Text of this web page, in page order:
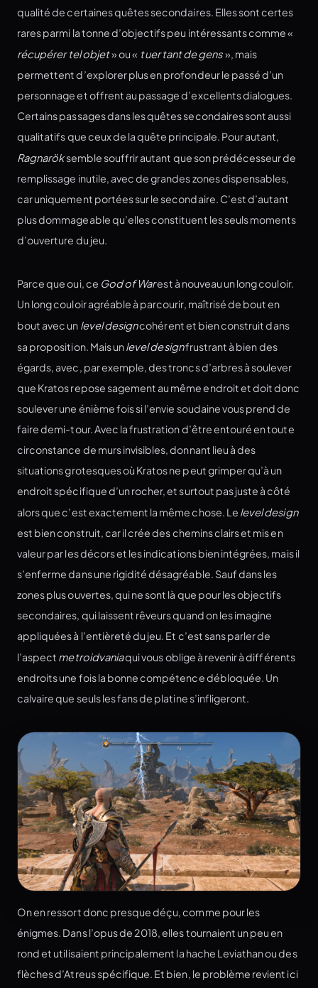
qualité de certaines quêtes secondaires. Elles sont certes
rares parmi la tonne d’objectifs peu intéressants comme «
récupérer tel objet» ou « tuer tant de gens», mais
permettent d’explorer plus en profondeur le passé d’un
personnage et offrent au passage d’excellents dialogues.
Certains passages dans les quêtes secondaires sont aussi
qualitatifs que ceux de la quête principale. Pour autant,
Ragnaröksemble souffrir autant que son prédécesseur de
remplissage inutile, avec de grandes zones dispensables,
car uniquement portées sur le secondaire. C’est d’autant
plus dommageable qu’elles constituent les seuls moments
d’ouverture du jeu.
Parce que oui, ce God of Warest à nouveau un long couloir.
Un long couloir agréable à parcourir, maîtrisé de bout en
bout avec un level designcohérent et bien construit dans
sa proposition. Mais unlevel designfrustrant à bien des
égards, avec, par exemple, des troncs d’arbres à soulever
que Kratos repose sagement au même endroit et doit donc
soulever une énième fois si l’envie soudaine vous prend de
faire demi-tour. Avec la frustration d’être entouré en toute
circonstance de murs invisibles, donnant lieu à des
situations grotesques où Kratos ne peut grimper qu’à un
endroit spécifique d’un rocher, et surtout pas juste à côté
alors que c’est exactement la même chose. Le level design
est bien construit, car il crée des chemins clairs et mis en
valeur par les décors et les indications bien intégrées, mais il
s’enferme dans une rigidité désagréable. Sauf dans les
zones plus ouvertes, qui ne sont là que pour les objectifs
secondaires, qui laissent rêveurs quand on les imagine
appliquées à l’entièreté du jeu. Et c’est sans parler de
l’aspect metroidvaniaqui vous oblige à revenir à différents
endroits une fois la bonne compétence débloquée. Un
calvaire que seuls les fans de platine s’infligeront.
On en ressort donc presque déçu, comme pour les
énigmes. Dans l’opus de 2018, elles tournaient un peu en
rond et utilisaient principalement la hache Leviathan ou des
flèches d’Atreus spécifique. Et bien, le problème revient ici